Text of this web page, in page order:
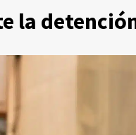
la